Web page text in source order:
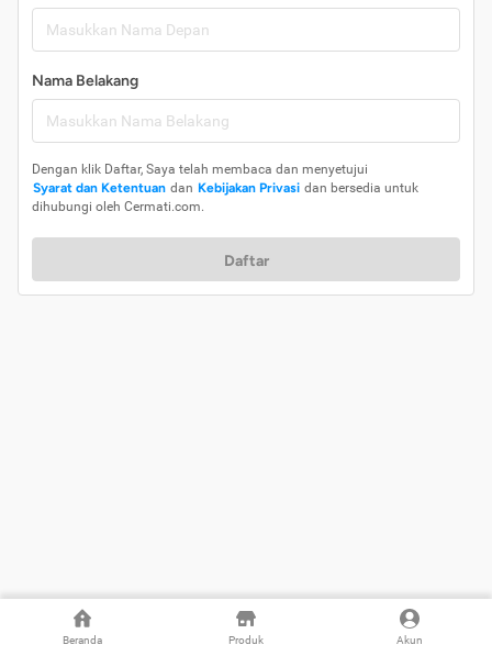
Beranda Produk Akun
Nama Belakang
Dengan klik Daftar, Saya telah membaca dan menyetujui
Syarat dan Ketentuan dan Kebijakan Privasi dan bersedia untuk
dihubungi oleh Cermati.com.
Daftar